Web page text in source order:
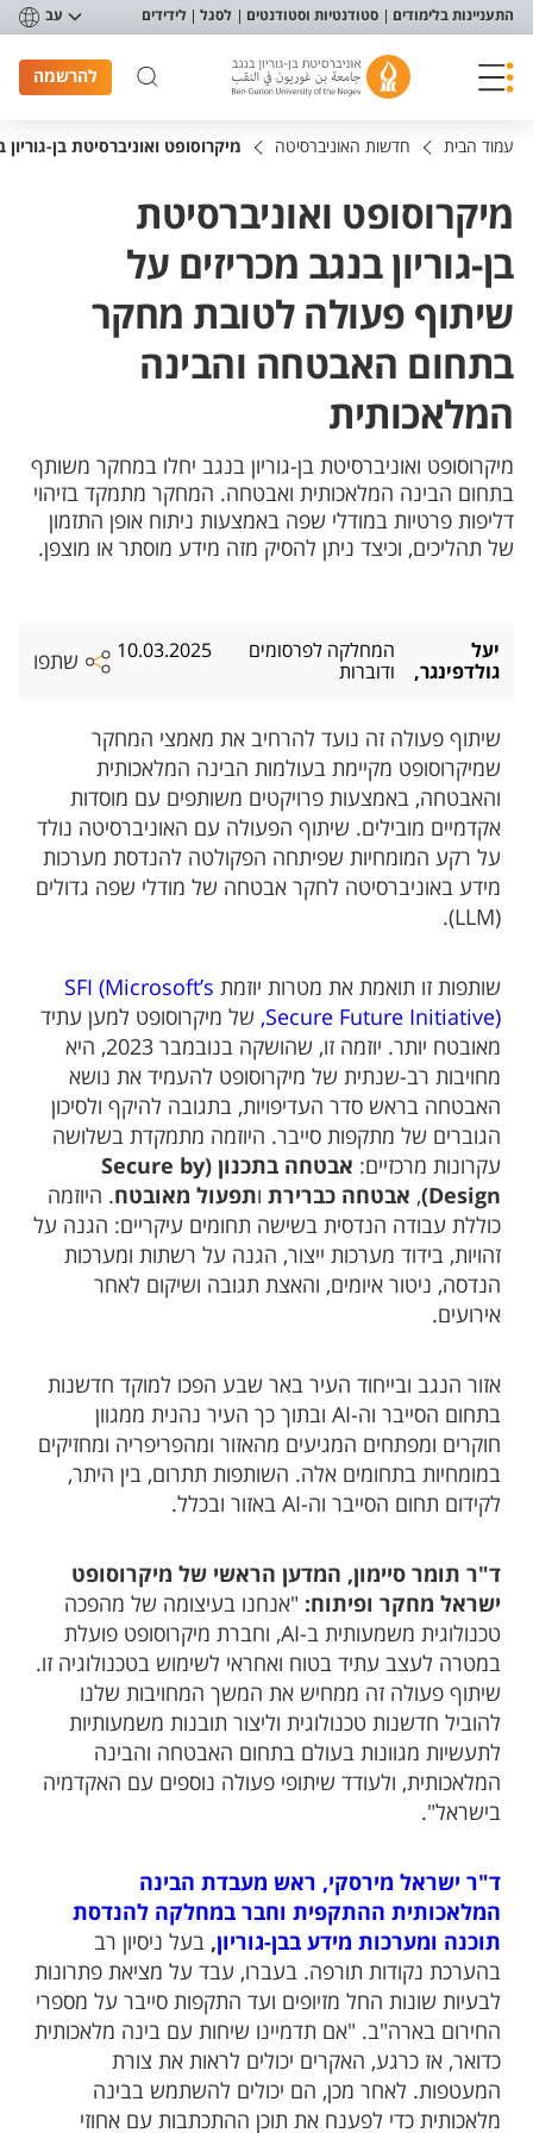
תפריט נגישות
התעניינות בלימודים סטודנטיות וסטודנטים לסגל לידידים עב
להרשמה
עמוד הבית חדשות האוניברסיטה מיקרוסופט ואוניברסיטת בן-
מיקרוסופט ואוניברסיטת
בן-גוריון בנגב מכריזים על
שיתוף פעולה לטובת מחקר
בתחום האבטחה והבינה
המלאכותית
מיקרוסופט ואוניברסיטת בן-גוריון בנגב יחלו במחקר משותף
בתחום הבינה המלאכותית ואבטחה. המחקר מתמקד בזיהוי
דליפות פרטיות במודלי שפה באמצעות ניתוח אופן התזמון
של תהליכים, וכיצד ניתן להסיק מזה מידע מוסתר או מוצפן.
יעל
גולדפינגר,
המחלקה לפרסומים
ודוברות
10.03.2025 שתפו
שיתוף פעולה זה נועד להרחיב את מאמצי המחקר
שמיקרוסופט מקיימת בעולמות הבינה המלאכותית
והאבטחה, באמצעות פרויקטים משותפים עם מוסדות
אקדמיים מובילים. שיתוף הפעולה עם האוניברסיטה נולד
על רקע המומחיות שפיתחה הפקולטה להנדסת מערכות
מידע באוניברסיטה לחקר אבטחה של מודלי שפה גדולים
(LLM).
שותפות זו תואמת את מטרות יוזמת SFI (Microsoft’s
Secure Future Initiative), של מיקרוסופט למען עתיד
מאובטח יותר. יוזמה זו, שהושקה בנובמבר 2023, היא
מחויבות רב-שנתית של מיקרוסופט להעמיד את נושא
האבטחה בראש סדר העדיפויות, בתגובה להיקף ולסיכון
הגוברים של מתקפות סייבר. היוזמה מתמקדת בשלושה
עקרונות מרכזיים: אבטחה בתכנון (Secure by
Design
)
, אבטחה כברירת ותפעול מאובטח. היוזמה
כוללת עבודה הנדסית בשישה תחומים עיקריים: הגנה על
זהויות, בידוד מערכות ייצור, הגנה על רשתות ומערכות
הנדסה, ניטור איומים, והאצת תגובה ושיקום לאחר
אירועים.
אזור הנגב ובייחוד העיר באר שבע הפכו למוקד חדשנות
בתחום הסייבר וה-AI ובתוך כך העיר נהנית ממגוון
חוקרים ומפתחים המגיעים מהאזור ומהפריפריה ומחזיקים
במומחיות בתחומים אלה. השותפות תתרום, בין היתר,
לקידום תחום הסייבר וה-AI באזור ובכלל.
ד"ר תומר סיימון, המדען הראשי של מיקרוסופט
ישראל מחקר ופיתוח: "אנחנו בעיצומה של מהפכה
טכנולוגית משמעותית ב-AI, וחברת מיקרוסופט פועלת
במטרה לעצב עתיד בטוח ואחראי לשימוש בטכנולוגיה זו.
שיתוף פעולה זה ממחיש את המשך המחויבות שלנו
להוביל חדשנות טכנולוגית וליצור תובנות משמעותיות
לתעשיות מגוונות בעולם בתחום האבטחה והבינה
המלאכותית, ולעודד שיתופי פעולה נוספים עם האקדמיה
בישראל".
ד"ר ישראל מירסקי, ראש מעבדת הבינה
המלאכותית ההתקפית וחבר במחלקה להנדסת
תוכנה ומערכות מידע בבן-גוריון, בעל ניסיון רב
בהערכת נקודות תורפה. בעברו, עבד על מציאת פתרונות
לבעיות שונות החל מזיופים ועד התקפות סייבר על מספרי
החירום בארה"ב. "אם תדמיינו שיחות עם בינה מלאכותית
כדואר, אז כרגע, האקרים יכולים לראות את צורת
המעטפות. לאחר מכן, הם יכולים להשתמש בבינה
מלאכותית כדי לפענח את תוכן ההתכתבות עם אחוזי